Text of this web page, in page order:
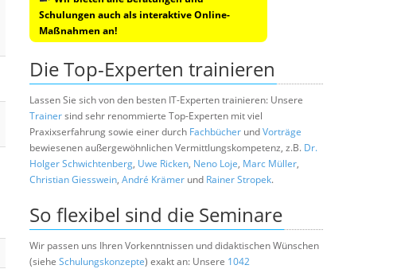
Schulungen auch als interaktive Online-
Maßnahmen an!
Die Top-Experten trainieren
Lassen Sie sich von den besten IT-Experten trainieren: Unsere
Trainersind sehr renommierte Top-Experten mit viel
Praxixserfahrung sowie einer durch Fachbücher undVorträge
bewiesenen außergewöhnlichen Vermittlungskompetenz, z.B. Dr.
Holger Schwichtenberg, Uwe Ricken, Neno Loje, Marc Müller,
Christian Giesswein, André Krämer und Rainer Stropek.
So flexibel sind die Seminare
Wir passen uns Ihren Vorkenntnissen und didaktischen Wünschen
(siehe Schulungskonzepte) exakt an: Unsere 1042